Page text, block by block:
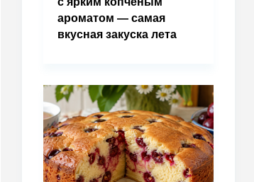
ароматом — самая
вкусная закуска лета